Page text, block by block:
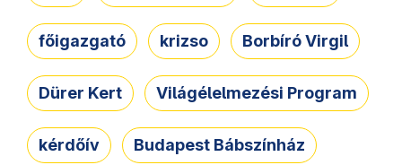
főigazgató krizso Borbíró Virgil
Dürer Kert Világélelmezési Program
kérdőív Budapest Bábszínház